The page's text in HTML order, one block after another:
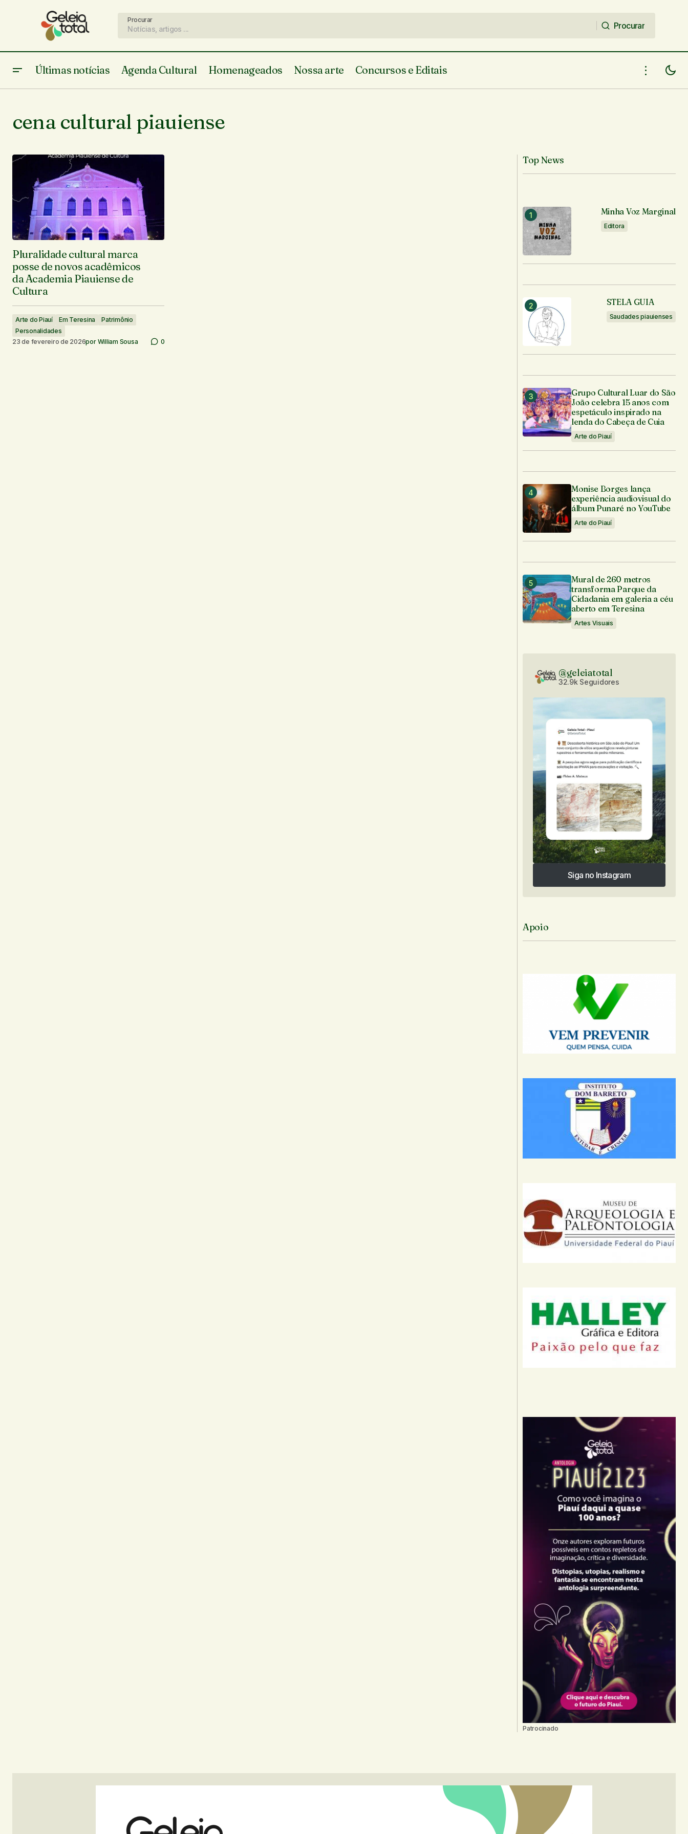
Procurar
Procurar
Últimas notícias Agenda Cultural Homenageados Nossa arte Concursos e Editais
cena cultural piauiense
Pluralidade cultural marca
posse de novos acadêmicos
da Academia Piauiense de
Cultura
Arte do Piauí Em Teresina
Patrimônio
Personalidades
23 de fevereiro de 2026por William Sousa 0
Top News
Minha Voz Marginal
Editora
STELA GUIA
Saudades piauienses
Grupo Cultural Luar do São
João celebra 15 anos com
espetáculo inspirado na
lenda do Cabeça de Cuia
Arte do Piauí
Monise Borges lança
experiência audiovisual do
álbum Punaré no YouTube
Arte do Piauí
Mural de 260 metros
transforma Parque da
Cidadania em galeria a céu
aberto em Teresina
Artes Visuais
@geleiatotal
32.9k Seguidores
Siga no Instagram
Siga no Instagram
Apoio
Patrocinado